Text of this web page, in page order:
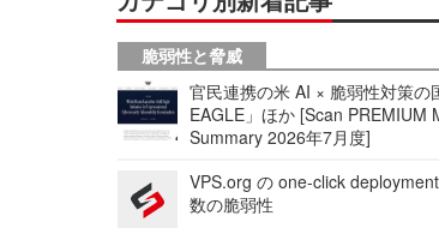
脆弱性と脅威
官民連携の米 AI × 脆弱性対策の
EAGLE」ほか [Scan PREMIUM
Summary 2026年7月度]
VPS.org の one-click
数の脆弱性